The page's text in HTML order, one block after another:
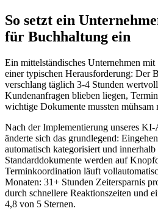
So setzt ein
für Buchhaltung ein
Ein mittelständisches Unternehmen
einer typischen Herausforderung: Der
verschlang täglich 3-4 Stunden
Kundenanfragen blieben liegen,
wichtige Dokumente mussten mühsam
Nach der Implementierung unseres KI-
änderte sich das grundlegend:
automatisch kategorisiert und
Standarddokumente werden auf
Terminkoordination läuft
Monaten: 31+ Stunden Zeitersparnis
durch schnellere Reaktionszeiten und
4,8 von 5 Sternen.